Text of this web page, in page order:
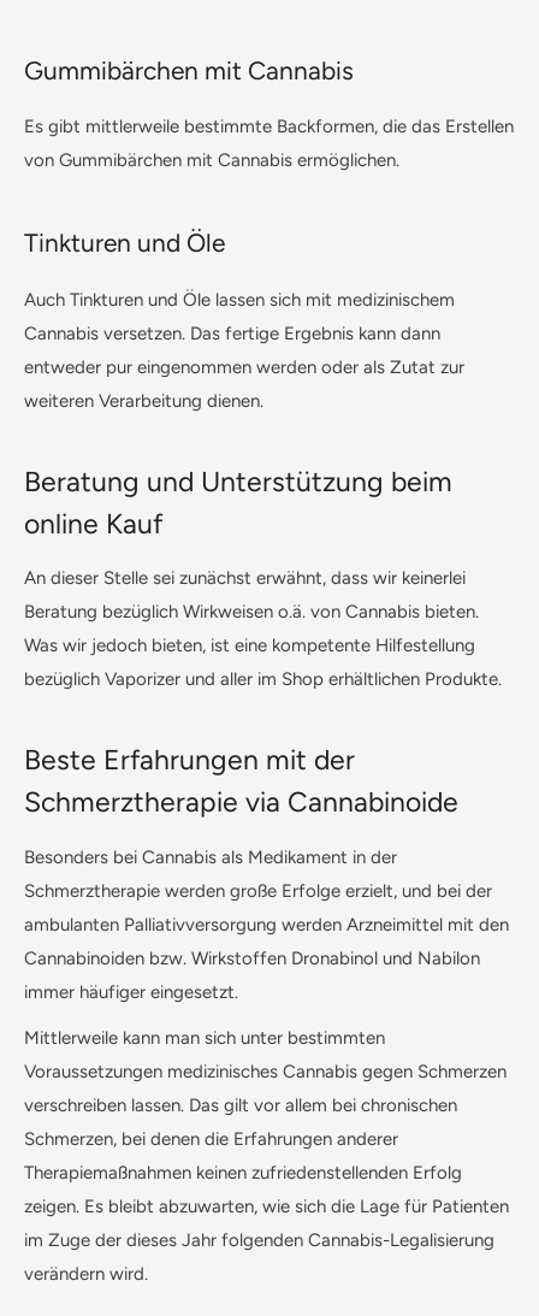
Gummibärchen mit Cannabis
Es gibt mittlerweile bestimmte Backformen, die das Erstellen
von Gummibärchen mit Cannabis ermöglichen.
Tinkturen und Öle
Auch Tinkturen und Öle lassen sich mit medizinischem
Cannabis versetzen. Das fertige Ergebnis kann dann
entweder pur eingenommen werden oder als Zutat zur
weiteren Verarbeitung dienen.
Beratung und Unterstützung beim
online Kauf
An dieser Stelle sei zunächst erwähnt, dass wir keinerlei
Beratung bezüglich Wirkweisen o.ä. von Cannabis bieten.
Was wir jedoch bieten, ist eine kompetente Hilfestellung
bezüglich Vaporizer und aller im Shop erhältlichen Produkte.
Beste Erfahrungen mit der
Schmerztherapie via Cannabinoide
Besonders bei Cannabis als Medikament in der
Schmerztherapie werden große Erfolge erzielt, und bei der
ambulanten Palliativversorgung werden Arzneimittel mit den
Cannabinoiden bzw. Wirkstoffen Dronabinol und Nabilon
immer häufiger eingesetzt.
Mittlerweile kann man sich unter bestimmten
Voraussetzungen medizinisches Cannabis gegen Schmerzen
verschreiben lassen. Das gilt vor allem bei chronischen
Schmerzen, bei denen die Erfahrungen anderer
Therapiemaßnahmen keinen zufriedenstellenden Erfolg
zeigen. Es bleibt abzuwarten, wie sich die Lage für Patienten
im Zuge der dieses Jahr folgenden Cannabis-Legalisierung
verändern wird.